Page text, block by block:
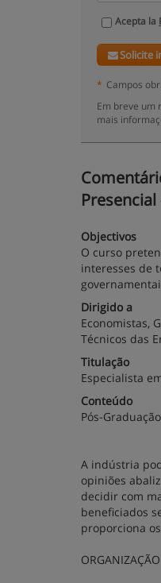
Acepta la
Solicite
* Campos
Em breve um
mais
Objectivos
O curso
interesses de
Dirigido a
Economistas,
Técnicos das
Titulação
Especialista
Conteúdo
Pós-
A indústria
opiniões
decidir com
beneficiados
proporciona